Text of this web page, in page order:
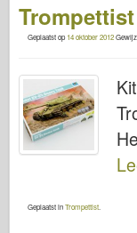
Geplaatst op14 oktober 2012
Geplaatst inTrompettist